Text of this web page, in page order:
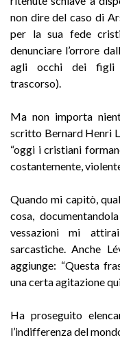
non dire del caso di
per la sua fede
denunciare l’orrore
agli occhi dei figli
trascorso).
Ma non importa
scritto Bernard Henri
“oggi i cristiani
costantemente,
Quando mi capitò,
cosa,
vessazioni mi
sarcastiche. Anche
aggiunge: “Questa
una certa agitazione
Ha proseguito
l’indifferenza del